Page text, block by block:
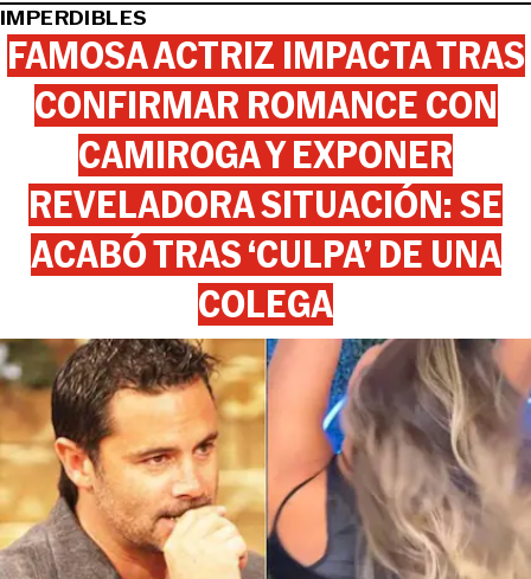
IMPERDIBLES
FAMOSA ACTRIZ IMPACTA TRAS
CONFIRMAR ROMANCE CON
CAMIROGA Y EXPONER
REVELADORA SITUACIÓN: SE
ACABÓ TRAS ‘CULPA’ DE UNA
COLEGA